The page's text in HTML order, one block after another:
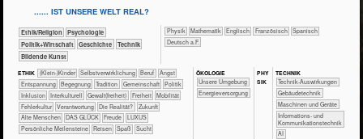
...... IST UNSERE WELT REAL?
​​​​​​​​​​Ethik/​Religion
​​​​​​​​​​Psychologie
​​​​​​​​​Politik+​Wirtschaft
​​​​​​​​Geschichte
​Technik
Bildende Kunst
​​​​​​​Physik ​​​​​​Mathematik ​​​​Englisch ​​​​Französisch
​​​​Spanisch
​​​Deutsch a.F.
ETHIK (Klein-)Kinder ​​​​​​​​​​​​​​​​​​​​​​​​​​​​​​​​​​​​​​​​Selbst­verwirklichung ​​​​​​​​​​​​​​​Beruf
​​​​​​​​​​​​​Angst
​​​​​​​​​​​​​Entspannung
​​​​​​​​​​​​Begegnung ​​​​​​​​​​​Tradition ​​​​​​​​​​Gemeinschaft
​​​​​​​​​Politik
​​​​​​​​Inklusion
​​​​​​​​Interkulturell ​​​​Gewalt(freiheit) ​​​Freiheit
​​​Mobilität
​​Fehlerkultur
​​Verantwortung ​Die Realität?
​Zukunft
Alte Menschen
DAS GLÜCK Freude
LUXUS
Persönliche Meilensteine
Reisen Spaß Sucht
ÖKO​LOGIE
​​​​​​​​​​​​​Unsere Umgebung
​​​Energieversorgung
PHY​
SIK
TECH​NIK
​​​​​​Technik-Auswirkungen
​​​​​Gebäudetechnik
​​​​Maschinen und Geräte
​​​Informations- und
Kommunikationstechnik
​​AI